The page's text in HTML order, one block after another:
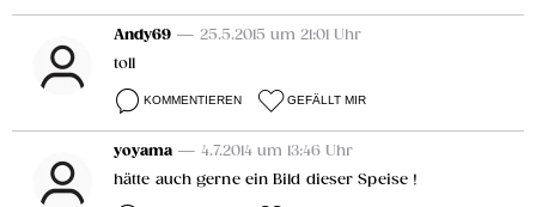
Andy69 — 25.5.2015 um 21:01 Uhr
toll
KOMMENTIEREN GEFÄLLT MIR
yoyama — 4.7.2014 um 13:46 Uhr
hätte auch gerne ein Bild dieser Speise !